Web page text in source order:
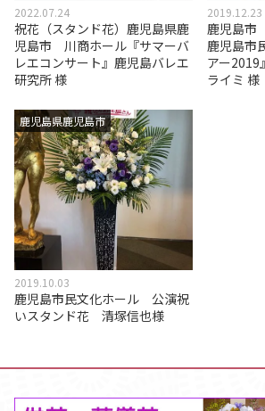
2022.07.24
祝花（スタンド花）鹿児島県鹿
児島市 川商ホール『サマーバ
レエコンサート』鹿児島バレエ
研究所 様
2019.12.23
鹿児島市
鹿児島市
アー
ライミ 様
鹿児島県鹿児島市
2019.10.03
鹿児島市民文化ホール 公演祝
いスタンド花 清塚信也様